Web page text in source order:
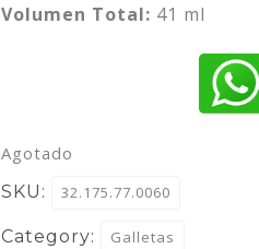
Volumen Total: 41 ml
Agotado
SKU: 32.175.77.0060
Category: Galletas